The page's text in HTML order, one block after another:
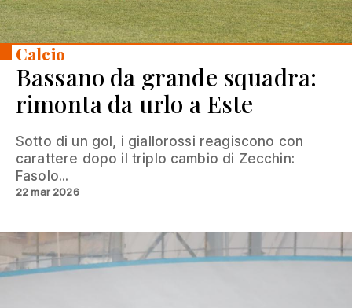
Calcio
Bassano da grande squadra:
rimonta da urlo a Este
Sotto di un gol, i giallorossi reagiscono con
carattere dopo il triplo cambio di Zecchin:
Fasolo...
22 mar 2026